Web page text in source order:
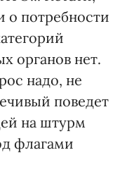
потребности
органов нет.
надо, не
поведет
на штурм
флагами